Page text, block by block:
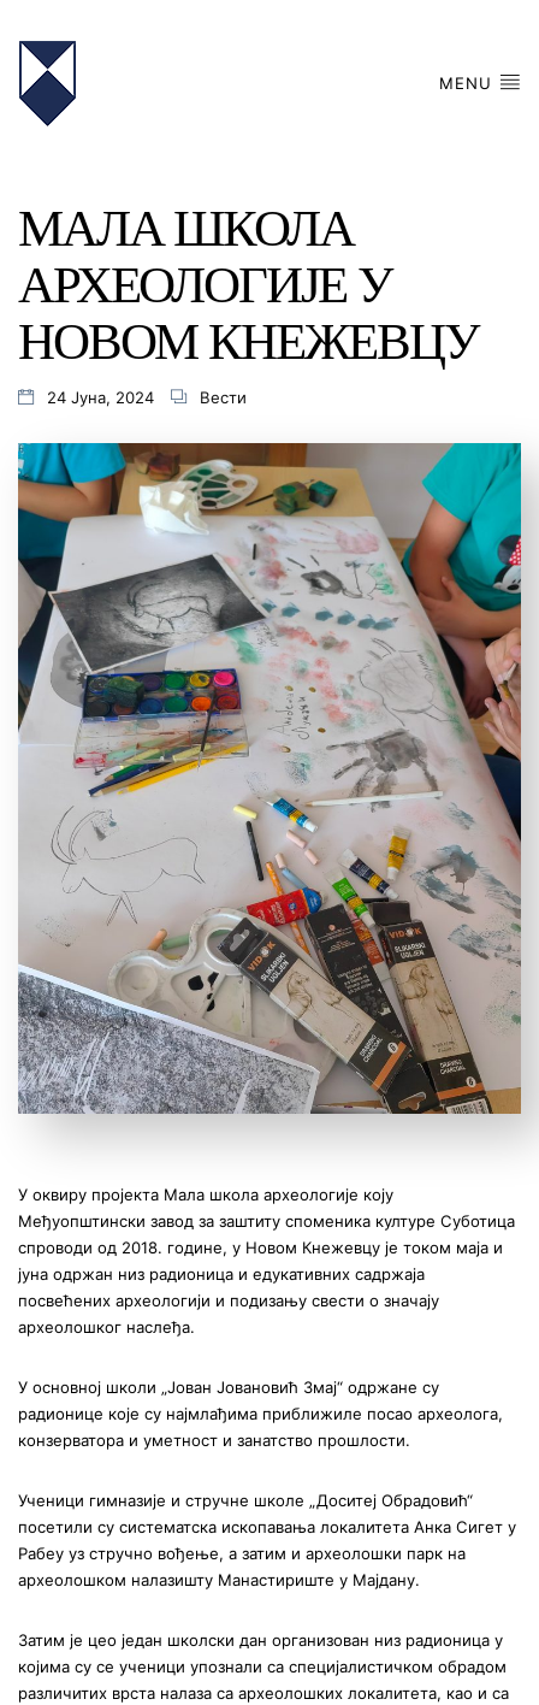
MENU
МАЛА ШКОЛА
АРХЕОЛОГИЈЕ У
НОВОМ КНЕЖЕВЦУ
24 Јуна, 2024 Вести
У оквиру пројекта Мала школа археологије коју
Међуопштински завод за заштиту споменика културе Суботица
спроводи од 2018. године, у Новом Кнежевцу је током маја и
јуна одржан низ радионица и едукативних садржаја
посвећених археологији и подизању свести о значају
археолошког наслеђа.
У основној школи „Јован Јовановић Змај“ одржане су
радионице које су најмлађима приближиле посао археолога,
конзерватора и уметност и занатство прошлости.
Ученици гимназије и стручне школе „Доситеј Обрадовић“
посетили су систематска ископавања локалитета Анка Сигет у
Рабеу уз стручно вођење, а затим и археолошки парк на
археолошком налазишту Манастириште у Мајдану.
Затим је цео један школски дан организован низ радионица у
којима су се ученици упознали са специјалистичком обрадом
различитих врста налаза са археолошких локалитета, као и са